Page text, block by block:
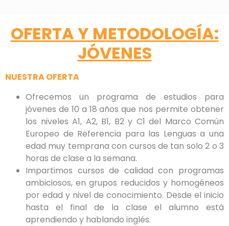
OFERTA Y METODOLOGÍA:
JÓVENES
NUESTRA OFERTA
Ofrecemos un programa de estudios para
jóvenes de 10 a 18 años que nos permite obtener
los niveles A1, A2, B1, B2 y C1 del Marco Común
Europeo de Referencia para las Lenguas a una
edad muy temprana con cursos de tan solo 2 o 3
horas de clase a la semana.
Impartimos cursos de calidad con programas
ambiciosos, en grupos reducidos y homogéneos
por edad y nivel de conocimiento. Desde el inicio
hasta el final de la clase el alumno está
aprendiendo y hablando inglés.